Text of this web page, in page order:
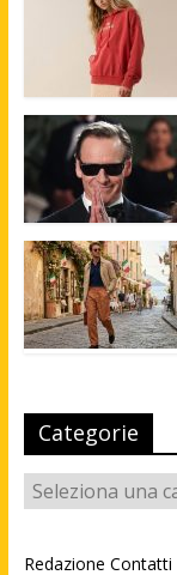
Categorie
Categorie
Redazione Contatti